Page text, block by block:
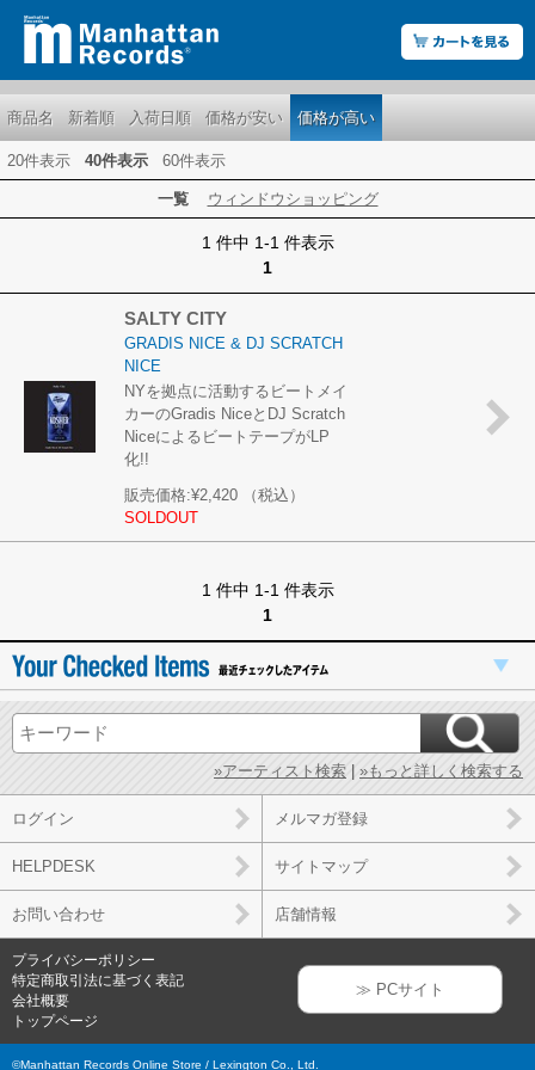
商品名 新着順 入荷日順 価格が安い 価格が高い
20件表示 40件表示 60件表示
一覧 ウィンドウショッピング
1 件中 1-1 件表示
1
SALTY CITY
GRADIS NICE & DJ SCRATCH
NICE
NYを拠点に活動するビートメイ
カーのGradis NiceとDJ Scratch
NiceによるビートテープがLP
化!!
販売価格:¥2,420
（税込）
SOLDOUT
1 件中 1-1 件表示
1
»アーティスト検索 | »もっと詳しく検索する
ログイン メルマガ登録
HELPDESK サイトマップ
お問い合わせ 店舗情報
プライバシーポリシー
特定商取引法に基づく表記
会社概要
トップページ
≫ PCサイト
©Manhattan Records Online Store / Lexington Co., Ltd.